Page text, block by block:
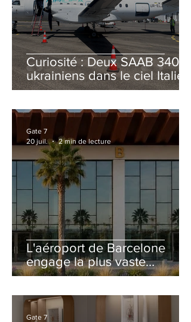
Curiosité : Deux SAAB 340B
ukrainiens dans le ciel Italien
cet été
L'aéroport de Barcelone
engage la plus vaste
rénovation de son Terminal
Gate 7
20 juil.
2 min de lecture
Gate 7